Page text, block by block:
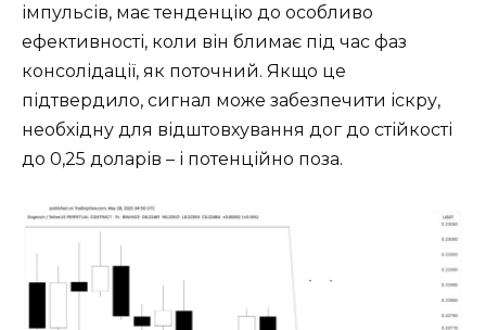
імпульсів, має тенденцію до особливо
ефективності, коли він блимає під час фаз
консолідації, як поточний. Якщо це
підтвердило, сигнал може забезпечити іскру,
необхідну для відштовхування дог до стійкості
до 0,25 доларів – і потенційно поза.